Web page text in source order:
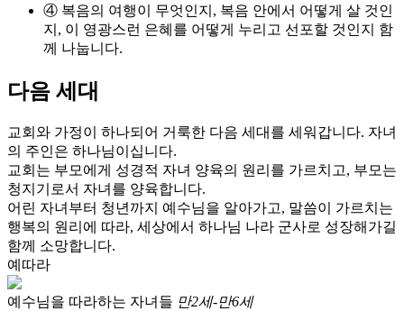
④ 복음의 여행이 무엇인지, 복음 안에서 어떻게 살 것인
지, 이 영광스런 은혜를 어떻게 누리고 선포할 것인지 함
께 나눕니다.
다음 세대
교회와 가정이 하나되어 거룩한 다음 세대를 세워갑니다. 자녀
의 주인은 하나님이십니다.
교회는 부모에게 성경적 자녀 양육의 원리를 가르치고, 부모는
청지기로서 자녀를 양육합니다.
어린 자녀부터 청년까지 예수님을 알아가고, 말씀이 가르치는
행복의 원리에 따라, 세상에서 하나님 나라 군사로 성장해가길
함께 소망합니다.
예따라
예수님을 따라하는 자녀들 만2세-만6세